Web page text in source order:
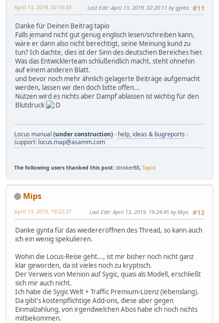
#11
April 13, 2019, 02:16:43 Last Edit: April 13, 2019, 02:20:11 by gynta
Danke für Deinen Beitrag tapio
Falls jemand nicht gut genug englisch lesen/schreiben kann,
wäre er dann also nicht berechtigt, seine Meinung kund zu
tun? Ich dachte, dies ist der Sinn des deutschen Bereiches hier.
Was das Entwicklerteam schlußendlich macht, steht ohnehin
auf einem anderen Blatt.
und bevor noch mehr ähnlich gelagerte Beiträge aufgemacht
werden, lassen wir den doch bitte offen...
Nützen wird es nichts aber Dampf ablassen ist wichtig für den
Blutdruck
Locus manual (under construction)- help, ideas & bugreports -
support: locus.map@asamm.com
The following users thanked this post: stroker88, Tapio
Mips
#12
April 13, 2019, 19:22:37 Last Edit: April 13, 2019, 19:24:45 by Mips
Danke gynta für das wiedereröffnen des Thread, so kann auch
ich ein wenig spekulieren.
Wohin die Locus-Reise geht..., ist mir bisher noch nicht ganz
klar geworden, da ist vieles noch zu kryptisch.
Der Verweis von Menion auf Sygic, quasi als Modell, erschließt
sich mir auch nicht.
Ich habe die Sygic Welt + Traffic Premium-Lizenz (lebenslang).
Da gibt's kostenpflichtige Add-ons, diese aber gegen
Einmalzahlung, von irgendwelchen Abos habe ich noch nichts
mitbekommen.